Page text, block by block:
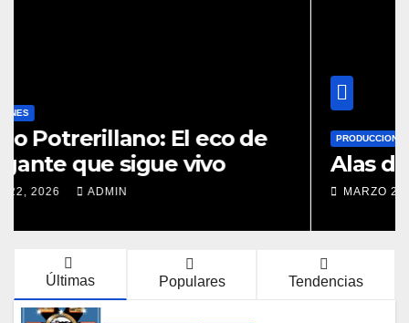
PRODUCCIONES
Alas de Libertad
MARZO 21, 2026
Últimas Populares Tendencias